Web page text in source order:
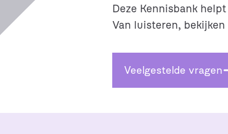
Deze Kennisbank
Van luisteren,
Veelgestelde vragen